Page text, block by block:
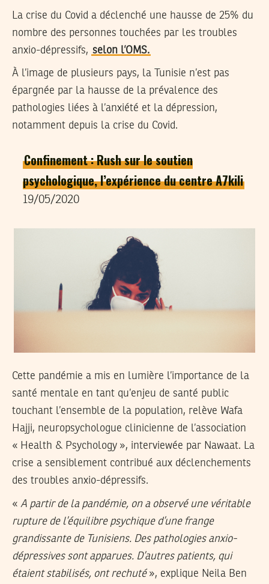
La crise du Covid a déclenché une hausse de 25% du
nombre des personnes touchées par les troubles
anxio-dépressifs, selon l’OMS.
À l’image de plusieurs pays, la Tunisie n’est pas
épargnée par la hausse de la prévalence des
pathologies liées à l’anxiété et la dépression,
notamment depuis la crise du Covid.
Confinement : Rush sur le soutien
psychologique, l’expérience du centre A7kili
19/05/2020
Cette pandémie a mis en lumière l’importance de la
santé mentale en tant qu’enjeu de santé public
touchant l’ensemble de la population, relève Wafa
Hajji, neuropsychologue clinicienne de l’association
« Health & Psychology », interviewée par Nawaat. La
crise a sensiblement contribué aux déclenchements
des troubles anxio-dépressifs.
« A partir de la pandémie, on a observé une véritable
rupture de l’équilibre psychique d’une frange
grandissante de Tunisiens. Des pathologies anxio-
dépressives sont apparues. D’autres patients, qui
étaient stabilisés, ont rechuté», explique Neila Ben